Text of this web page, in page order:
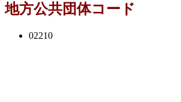
地方公共団体コード
02210